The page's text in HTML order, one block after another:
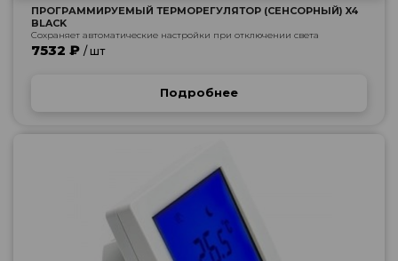
ПРОГРАММИРУЕМЫЙ ТЕРМОРЕГУЛЯТОР (СЕНСОРНЫЙ) X4
BLACK
Сохраняет автоматические настройки при отключении света
7532 ₽ / шт
Подробнее